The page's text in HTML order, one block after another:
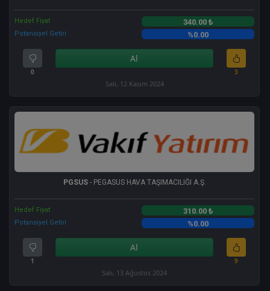
Hedef Fiyat 340.00 ₺
Potansiyel Getiri %0.00
0
Al
3
Salı, 12 Kasım 2024
PGSUS- PEGASUS HAVA TAŞIMACILIĞI A.Ş.
Hedef Fiyat 310.00 ₺
Potansiyel Getiri %0.00
1
Al
9
Salı, 13 Ağustos 2024